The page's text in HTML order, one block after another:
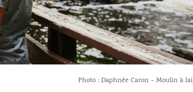
Photo : Daphnée Caron – Moulin à